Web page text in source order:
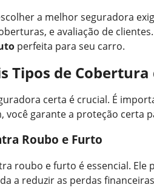
a melhor seguradora
e avaliação de
perfeita para seu carro.
Tipos de Cobertura
certa é crucial. É
você garante a proteção certa
Roubo e Furto
roubo e furto é essencial.
a reduzir as perdas